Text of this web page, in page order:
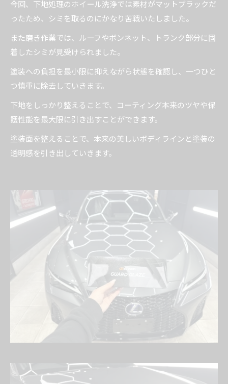
今回、下地処理のホイール洗浄では素材がマットブラックだ
ったため、シミを取るのにかなり苦戦いたしました。
また磨き作業では、ルーフやボンネット、トランク部分に固
着したシミが見受けられました。
塗装への負担を最小限に抑えながら状態を確認し、一つひと
つ慎重に除去していきます。
下地をしっかり整えることで、コーティング本来のツヤや保
護性能を最大限に引き出すことができます。
塗装面を整えることで、本来の美しいボディラインと塗装の
透明感を引き出していきます。